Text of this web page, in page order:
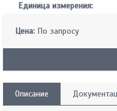
Единица измерения:
Цена: По запросу
Описание